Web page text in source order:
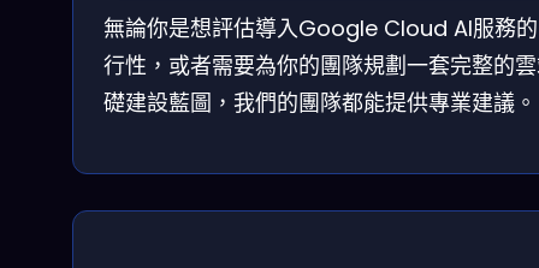
無論你是想評估導入Google Cloud AI服務
行性，或者需要為你的團隊規劃一套完整的
礎建設藍圖，我們的團隊都能提供專業建議。